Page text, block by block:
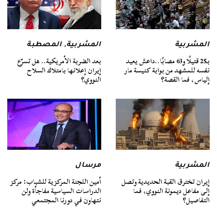
المشربية
بـ25 قتيلًا و63 مصابًا..داعش يعيد
نفسه للمشهد من بوابة كنيسة مار
إلياس، فما القصة؟
المشربية,المصطبة
بعد الضربة الأمريكية.. هل تسرّع
إيران إعلانها بامتلاك السلاح
النووي؟
المشربية
إيران تخترق القبة الحديدية وتصل
إلى مفاعل ديمونة النووي، فما
التفاصيل؟
مرسال
أمين اللجنة المركزية للشباب: مركز
الدراسات السياسية مفاجأة ولن
نتهاون في دورنا المجتمعي